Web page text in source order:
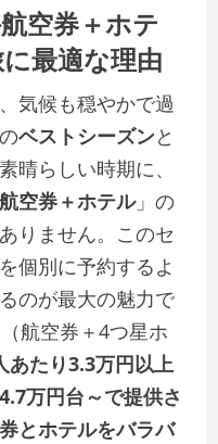
空券＋ホテ
最適な理由
気候も穏やかで過
ベストシーズンと
晴らしい時期に、
空券＋ホテル」の
りません。このセ
個別に予約するよ
のが最大の魅力で
航空券＋4つ星ホ
あたり3.3万円以上
4.7万円台～で提供さ
とホテルをバラバ